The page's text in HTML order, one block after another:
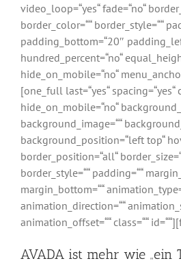
video_loop=“yes“ fade=“no“
border_color=““ border_style=““
padding_bottom=“20″
hundred_percent=“no“
hide_on_mobile=“no“
[one_full last=“yes“ spacing=“yes“
hide_on_mobile=“no“
background_image=““
background_position=“left top“
border_position=“all“
border_style=““ padding=““
margin_bottom=““
animation_direction=““
animation_offset=““ class=““
AVADA ist mehr wie „ein